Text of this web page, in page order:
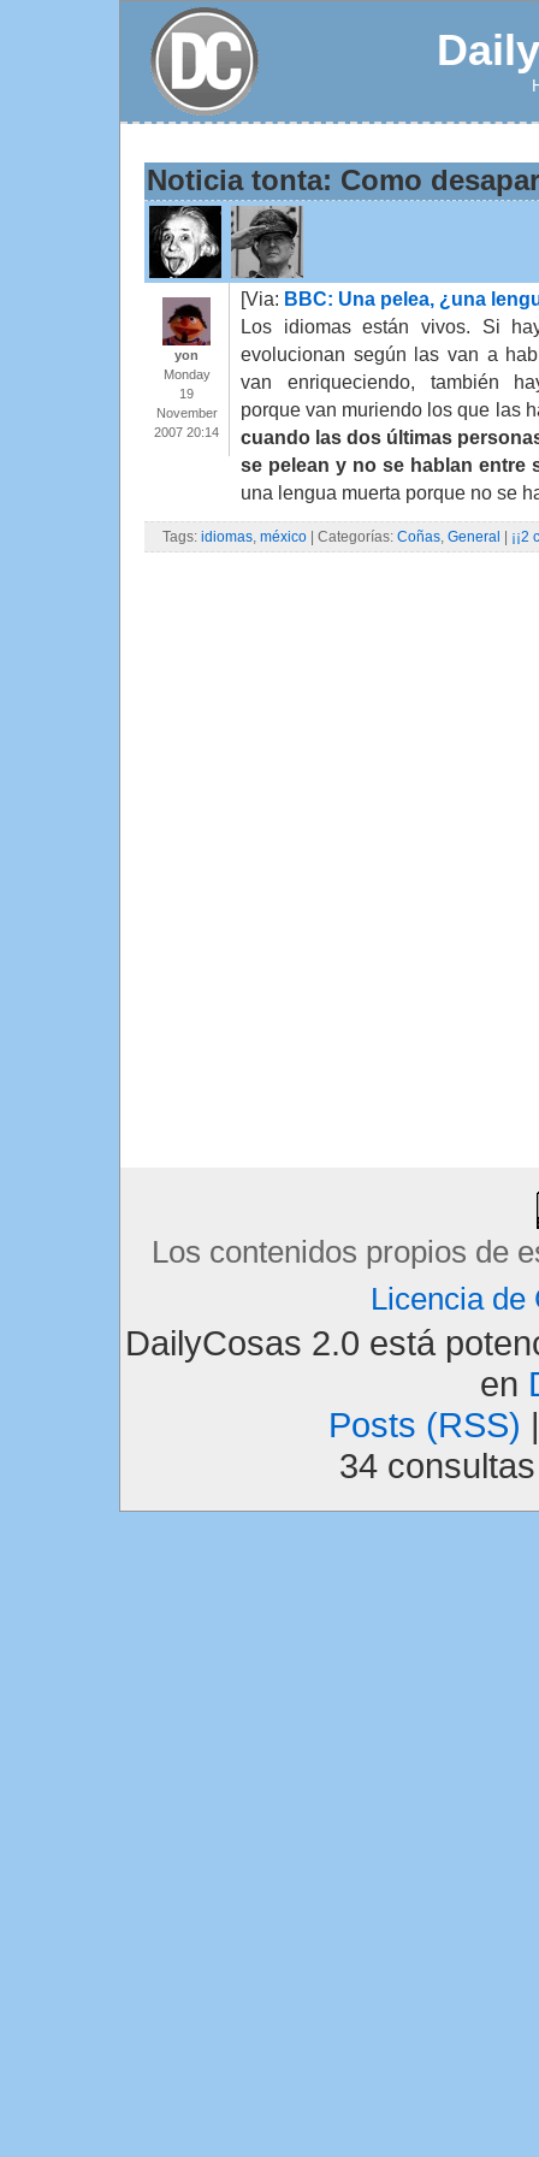
Noticia tonta: Como
yon
Monday
19
November
2007 20:14
[Via: BBC: Una pelea, ¿una
Los idiomas están vivos. Si
evolucionan según las van a
van enriqueciendo, también
porque van muriendo los que las
cuando las dos últimas
se pelean y no se hablan entre
una lengua muerta porque no se
Tags: idiomas, méxico | Categorías: Coñas, General ¡¡2
Los contenidos propios de
Licencia de
DailyCosas 2.0 está
en
Posts (RSS)
34